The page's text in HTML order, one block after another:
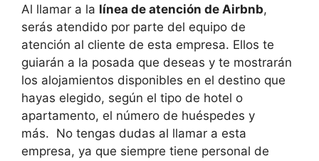
Al llamar a la línea de atención de Airbnb,
serás atendido por parte del equipo de
atención al cliente de esta empresa. Ellos te
guiarán a la posada que deseas y te mostrarán
los alojamientos disponibles en el destino que
hayas elegido, según el tipo de hotel o
apartamento, el número de huéspedes y
más. No tengas dudas al llamar a esta
empresa, ya que siempre tiene personal de